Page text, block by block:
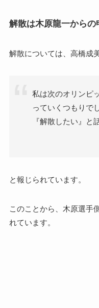
解散は木原龍一からの
解散については、高橋成
私は次のオリンピ
っていくつもりで
『解散したい』と
と報じられています。
このことから、木原選手
れています。